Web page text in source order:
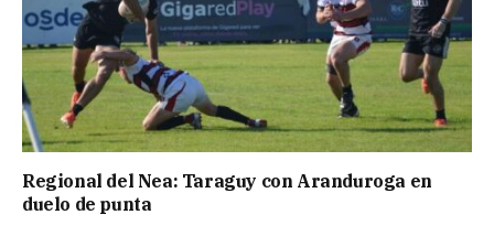
Regional del Nea: Taraguy con Aranduroga en
duelo de punta